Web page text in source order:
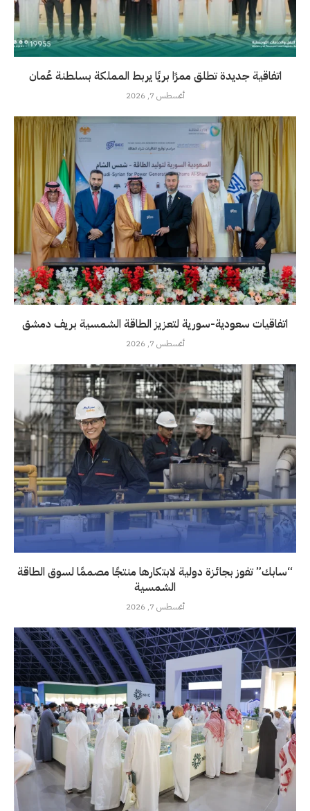
اتفاقية جديدة تطلق ممرًا بريًا يربط المملكة بسلطنة عُمان
أغسطس 7, 2026
اتفاقيات سعودية-سورية لتعزيز الطاقة الشمسية بريف دمشق
أغسطس 7, 2026
“سابك” تفوز بجائزة دولية لابتكارها منتجًا مصممًا لسوق الطاقة
الشمسية
أغسطس 7, 2026